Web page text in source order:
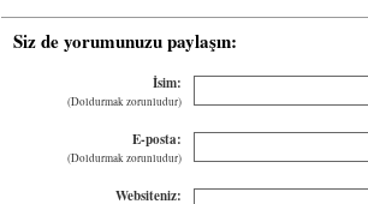
Siz de yorumunuzu paylaşın:
İsim:
(Doldurmak zorunludur)
E-posta:
(Doldurmak zorunludur)
Websiteniz: